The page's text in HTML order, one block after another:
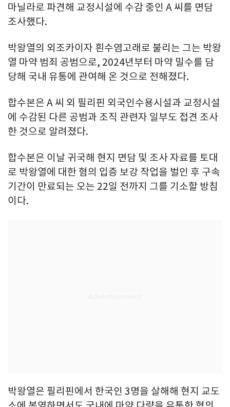
마닐라로 파견해 교정시설에 수감 중인 A 씨를 면담
조사했다.
박왕열의 외조카이자 흰수염고래로 불리는 그는 박왕
열 마약 범죄 공범으로, 2024년부터 마약 밀수를 담
당해 국내 유통에 관여해 온 것으로 전해졌다.
합수본은 A 씨 외 필리핀 외국인수용시설과 교정시설
에 수감된 다른 공범과 조직 관련자 일부도 접견 조사
한 것으로 알려졌다.
합수본은 이날 귀국해 현지 면담 및 조사 자료를 토대
로 박왕열에 대한 혐의 입증 보강 작업을 벌인 후 구속
기간이 만료되는 오는 22일 전까지 그를 기소할 방침
이다.
박왕열은 필리핀에서 한국인 3명을 살해해 현지 교도